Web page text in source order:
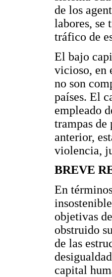
de los
labores, se
tráfico de
El bajo
vicioso, en
no son
países. El
empleado
trampas
anterior,
violencia,
BREVE
En
objetivas
obstruido
de las
capital